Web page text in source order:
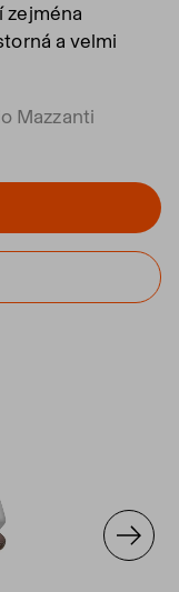
zejména
a velmi
Mazzanti